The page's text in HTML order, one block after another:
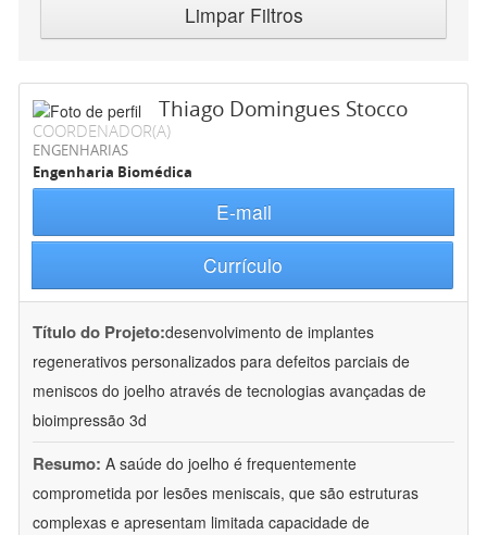
Limpar Filtros
Thiago Domingues Stocco
COORDENADOR(A)
ENGENHARIAS
Engenharia Biomédica
E-mail
Currículo
Título do Projeto:desenvolvimento de implantes
regenerativos personalizados para defeitos parciais de
meniscos do joelho através de tecnologias avançadas de
bioimpressão 3d
Resumo: A saúde do joelho é frequentemente
comprometida por lesões meniscais, que são estruturas
complexas e apresentam limitada capacidade de